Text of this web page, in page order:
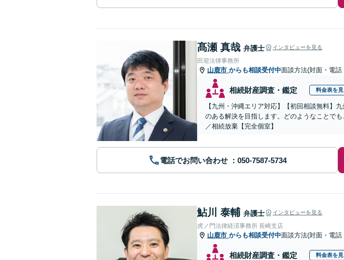
髙瀬 真哉 弁護士 インタビューを見る
田迎法律事務所
山鹿市 からも相談受付中面談方法(対面・電
相続財産調査・鑑定 料金表を見
【九州・沖縄エリア対応】【初回相談無料】
のある解決を目指します。どのようなことで
／相続放棄【完全個室】
電話でお問い合わせ
鮎川 泰輔 弁護士 インタビューを見る
虎ノ門法律経済事務所 長崎支店
山鹿市 からも相談受付中面談方法(対面・電
相続財産調査・鑑定 料金表を見